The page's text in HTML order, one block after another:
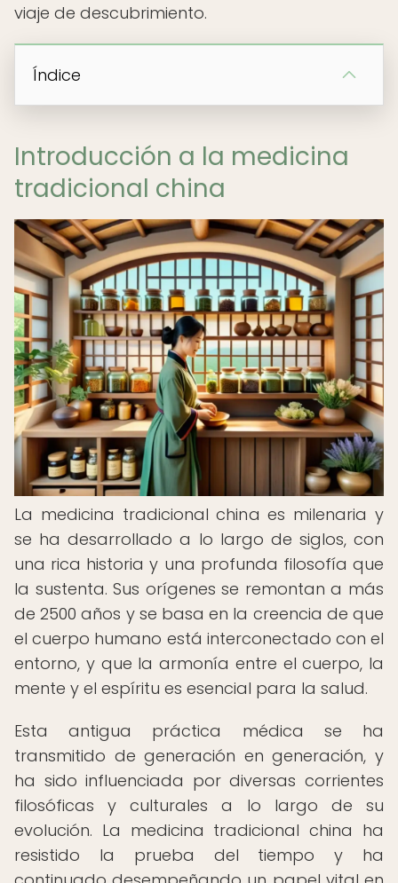
viaje de descubrimiento.
Índice
Introducción a la medicina
tradicional china
La medicina tradicional china es milenaria y
se ha desarrollado a lo largo de siglos, con
una rica historia y una profunda filosofía que
la sustenta. Sus orígenes se remontan a más
de 2500 años y se basa en la creencia de que
el cuerpo humano está interconectado con el
entorno, y que la armonía entre el cuerpo, la
mente y el espíritu es esencial para la salud.
Esta antigua práctica médica se ha
transmitido de generación en generación, y
ha sido influenciada por diversas corrientes
filosóficas y culturales a lo largo de su
evolución. La medicina tradicional china ha
resistido la prueba del tiempo y ha